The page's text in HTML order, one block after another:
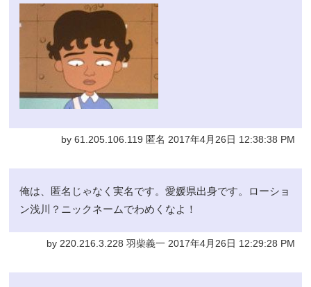
by 61.205.106.119 匿名 2017年4月26日 12:38:38 PM
俺は、匿名じゃなく実名です。愛媛県出身です。ローショ
ン浅川？ニックネームでわめくなよ！
by 220.216.3.228 羽柴義一 2017年4月26日 12:29:28 PM